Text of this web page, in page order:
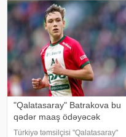
"Qalatasaray" Batrakova bu
qədər maaş ödəyəcək
Türkiyə təmsilçisi "Qalatasaray"